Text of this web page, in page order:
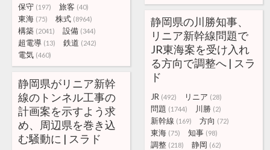
保守 (197) 旅客 (40)
東海 (75) 株式 (8964)
構築 (2041) 設備 (344)
超電導 (13) 鉄道 (242)
電気 (460)
静岡県の川勝知事、
リニア新幹線問題で
JR東海案を受け入れ
る方向で調整へ | スラ
ド
JR (492) リニア (28)
問題 (1744) 川勝 (2)
新幹線 (169) 方向 (72)
東海 (75) 知事 (98)
調整 (218) 静岡 (62)
静岡県がリニア新幹
線のトンネル工事の
計画案を示すよう求
め、周辺県を巻き込
む騒動に | スラド